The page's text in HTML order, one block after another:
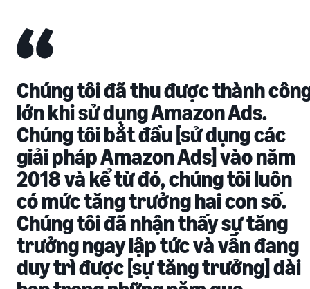
Chúng tôi đã thu được thành
lớn khi sử dụng Amazon Ads.
Chúng tôi bắt đầu [sử dụng các
giải pháp Amazon Ads] vào năm
2018 và kể từ đó, chúng tôi luôn
có mức tăng trưởng hai con số.
Chúng tôi đã nhận thấy sự tăng
trưởng ngay lập tức và vẫn đang
duy trì được [sự tăng trưởng] dài